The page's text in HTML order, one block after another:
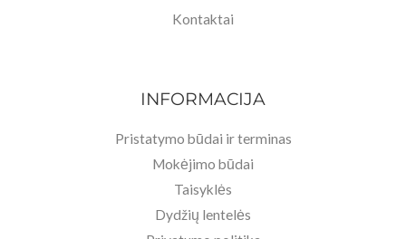
Kontaktai
INFORMACIJA
Pristatymo būdai ir terminas
Mokėjimo būdai
Taisyklės
Dydžių lentelės